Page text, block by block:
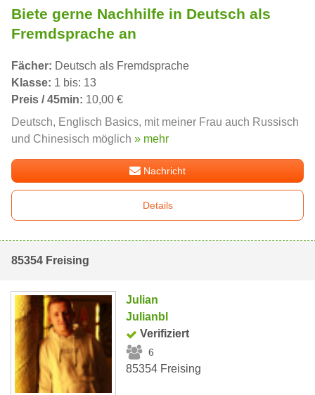
Biete gerne Nachhilfe in Deutsch als
Fremdsprache an
Fächer: Deutsch als Fremdsprache
Klasse: 1 bis: 13
Preis / 45min: 10,00 €
Deutsch, Englisch Basics, mit meiner Frau auch Russisch
und Chinesisch möglich » mehr
Nachricht
Details
85354 Freising
Julian
Julianbl
Verifiziert
6
85354 Freising